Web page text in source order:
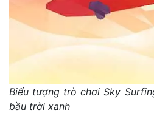
Biểu tượng trò chơi Sky
bầu trời xanh